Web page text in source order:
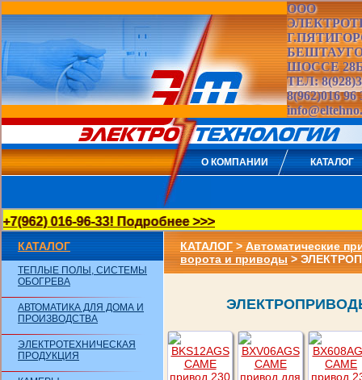
ООО
ШОССЕ
ТЕЛ:
8(962)016 96
О КОМПАНИИ КАТАЛОГ
016-96-33! Подробнее >>>
КАТАЛОГ
ТЕПЛЫЕ ПОЛЫ, СИСТЕМЫ
ОБОГРЕВА
АВТОМАТИКА ДЛЯ ДОМА И
ПРОИЗВОДСТВА
ЭЛЕКТРОТЕХНИЧЕСКАЯ
ПРОДУКЦИЯ
КАТАЛОГ>Автоматические
ворота и приводы>